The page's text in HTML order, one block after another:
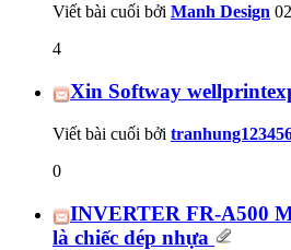
Viết bài cuối bởi Manh Design
4
Xin Softway
Viết bài cuối bởi
0
INVERTER FR-A500
là chiếc dép nhựa